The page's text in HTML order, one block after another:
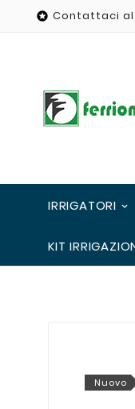
 Contattaci al
IRRIGATORI
KIT
Nuovo